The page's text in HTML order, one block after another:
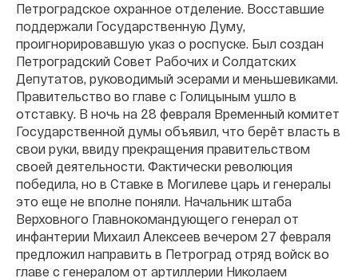
Петроградское охранное отделение. Восставшие
поддержали Государственную Думу,
проигнорировавшую указ о роспуске. Был создан
Петроградский Совет Рабочих и Солдатских
Депутатов, руководимый эсерами и меньшевиками.
Правительство во главе с Голицыным ушло в
отставку. В ночь на 28 февраля Временный комитет
Государственной думы объявил, что берёт власть в
свои руки, ввиду прекращения правительством
своей деятельности. Фактически революция
победила, но в Ставке в Могилеве царь и генералы
это еще не вполне поняли. Начальник штаба
Верховного Главнокомандующего генерал от
инфантерии Михаил Алексеев вечером 27 февраля
предложил направить в Петроград отряд войск во
главе с генералом от артиллерии Николаем